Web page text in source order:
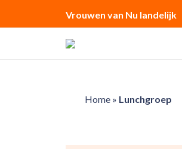
Vrouwen van Nu landelijk
Home» Lunchgroep